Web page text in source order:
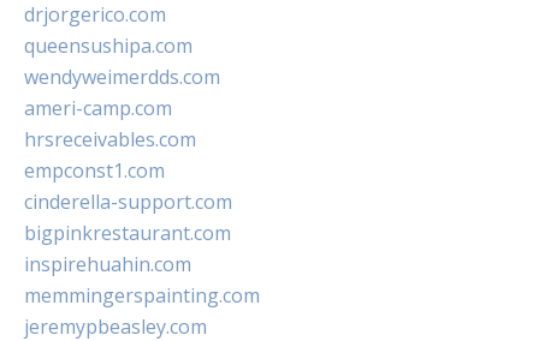
drjorgerico.com
queensushipa.com
wendyweimerdds.com
ameri-camp.com
hrsreceivables.com
empconst1.com
cinderella-support.com
bigpinkrestaurant.com
inspirehuahin.com
memmingerspainting.com
jeremypbeasley.com